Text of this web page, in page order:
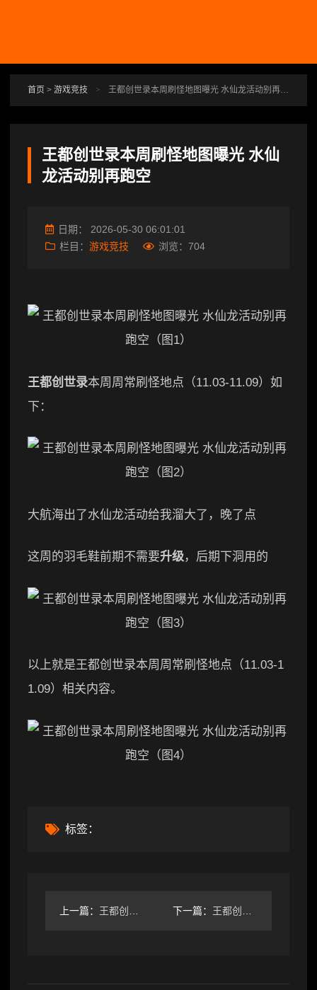
首页 > 游戏竞技 > 王都创世录本周刷怪地图曝光 水仙龙活动别再跑空
王都创世录本周刷怪地图曝光 水仙
龙活动别再跑空
日期： 2026-05-30 06:01:01
栏目： 游戏竞技 浏览： 704
王都创世录本周周常刷怪地点（11.03-11.09）如
下：
大航海出了水仙龙活动给我溜大了，晚了点
这周的羽毛鞋前期不需要升级，后期下洞用的
以上就是王都创世录本周周常刷怪地点（11.03-1
1.09）相关内容。
标签：
上一篇： 王都创世录本周推荐刷怪地点大公开 下一篇： 王都创世录周常刷怪地点大公开！牢反下次什么时候来？